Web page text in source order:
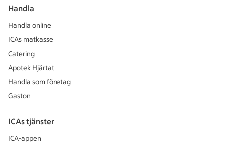
Handla
Handla online
ICAs matkasse
Catering
Apotek Hjärtat
Handla som företag
Gaston
ICAs tjänster
ICA-appen